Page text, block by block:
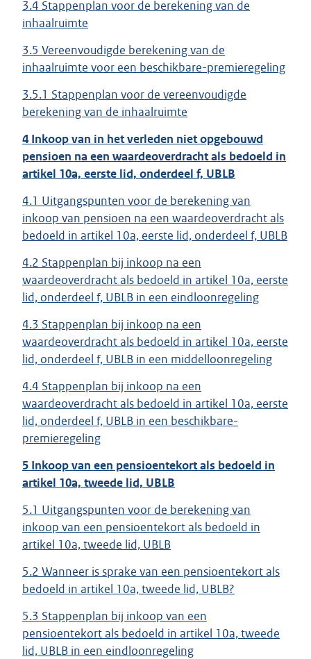
3.4 Stappenplan voor de berekening van de
inhaalruimte
3.5 Vereenvoudigde berekening van de
inhaalruimte voor een beschikbare-premieregeling
3.5.1 Stappenplan voor de vereenvoudigde
berekening van de inhaalruimte
4 Inkoop van in het verleden niet opgebouwd
pensioen na een waardeoverdracht als bedoeld in
artikel 10a, eerste lid, onderdeel f, UBLB
4.1 Uitgangspunten voor de berekening van
inkoop van pensioen na een waardeoverdracht als
bedoeld in artikel 10a, eerste lid, onderdeel f, UBLB
4.2 Stappenplan bij inkoop na een
waardeoverdracht als bedoeld in artikel 10a, eerste
lid, onderdeel f, UBLB in een eindloonregeling
4.3 Stappenplan bij inkoop na een
waardeoverdracht als bedoeld in artikel 10a, eerste
lid, onderdeel f, UBLB in een middelloonregeling
4.4 Stappenplan bij inkoop na een
waardeoverdracht als bedoeld in artikel 10a, eerste
lid, onderdeel f, UBLB in een beschikbare-
premieregeling
5 Inkoop van een pensioentekort als bedoeld in
artikel 10a, tweede lid, UBLB
5.1 Uitgangspunten voor de berekening van
inkoop van een pensioentekort als bedoeld in
artikel 10a, tweede lid, UBLB
5.2 Wanneer is sprake van een pensioentekort als
bedoeld in artikel 10a, tweede lid, UBLB?
5.3 Stappenplan bij inkoop van een
pensioentekort als bedoeld in artikel 10a, tweede
lid, UBLB in een eindloonregeling